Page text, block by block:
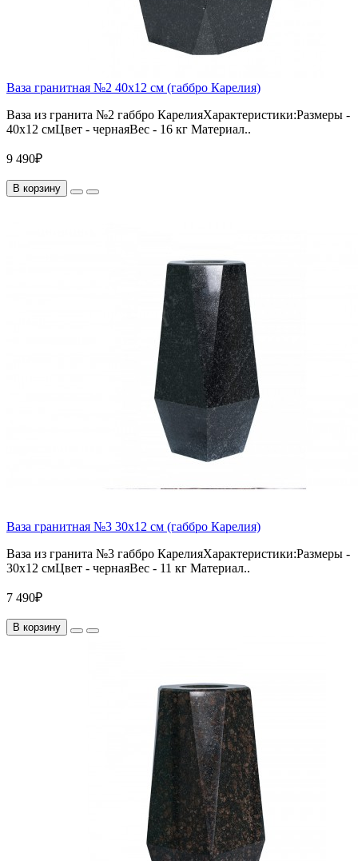
Ваза гранитная №2 40х12 см (габбро Карелия)
Ваза из гранита №2 габбро КарелияХарактеристики:Размеры -
40х12 смЦвет - чернаяВес - 16 кг Материал..
9 490₽
В корзину
Ваза гранитная №3 30х12 см (габбро Карелия)
Ваза из гранита №3 габбро КарелияХарактеристики:Размеры -
30х12 смЦвет - чернаяВес - 11 кг Материал..
7 490₽
В корзину